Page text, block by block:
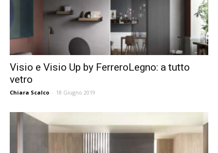
Visio e Visio Up by FerreroLegno: a tutto
vetro
Chiara Scalco - 18 Giugno 2019